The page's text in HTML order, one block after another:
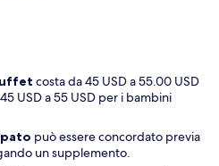
costa da 45 USD a 55.00 USD
USD a 55 USD per i bambini
può essere concordato previa
un supplemento.